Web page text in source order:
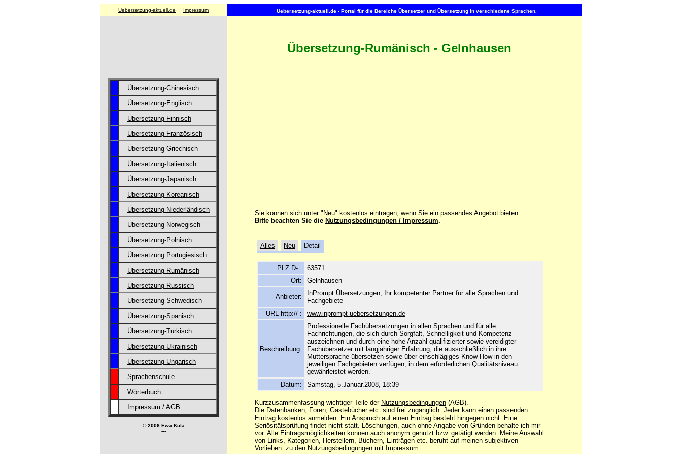
Uebersetzung-aktuell.de Impressum Uebersetzung-aktuell.de - Portal für die Bereiche Übersetzer und Übersetzung in verschiedene Sprachen.
Übersetzung-Chinesisch
Übersetzung-Englisch
Übersetzung-Finnisch
Übersetzung-Französisch
Übersetzung-Griechisch
Übersetzung-Italienisch
Übersetzung-Japanisch
Übersetzung-Koreanisch
Übersetzung-Niederländisch
Übersetzung-Norwegisch
Übersetzung-Polnisch
Übersetzung Portugiesisch
Übersetzung-Rumänisch
Übersetzung-Russisch
Übersetzung-Schwedisch
Übersetzung-Spanisch
Übersetzung-Türkisch
Übersetzung-Ukrainisch
Übersetzung-Ungarisch
Sprachenschule
Wörterbuch
Impressum / AGB
© 2006 Ewa Kula
---
Übersetzung-Rumänisch - Gelnhausen
Sie können sich unter "Neu" kostenlos eintragen, wenn Sie ein passendes Angebot bieten.
Bitte beachten Sie die Nutzungsbedingungen / Impressum.
Alles Neu Detail
PLZ D- :
63571
Ort:
Gelnhausen
Anbieter:
InPrompt Übersetzungen, Ihr kompetenter Partner für alle Sprachen und
Fachgebiete
URL http:// :
www.inprompt-uebersetzungen.de
Beschreibung:
Professionelle Fachübersetzungen in allen Sprachen und für alle
Fachrichtungen, die sich durch Sorgfalt, Schnelligkeit und Kompetenz
auszeichnen und durch eine hohe Anzahl qualifizierter sowie vereidigter
Fachübersetzer mit langjähriger Erfahrung, die ausschließlich in ihre
Muttersprache übersetzen sowie über einschlägiges Know-How in den
jeweiligen Fachgebieten verfügen, in dem erforderlichen Qualitätsniveau
gewährleistet werden.
Datum:
Samstag, 5.Januar.2008, 18:39
Kurzzusammenfassung wichtiger Teile der Nutzungsbedingungen (AGB).
Die Datenbanken, Foren, Gästebücher etc. sind frei zugänglich. Jeder kann einen passenden
Eintrag kostenlos anmelden. Ein Anspruch auf einen Eintrag besteht hingegen nicht. Eine
Seriösitätsprüfung findet nicht statt. Löschungen, auch ohne Angabe von Gründen behalte ich mir
vor. Alle Eintragsmöglichkeiten können auch anonym genutzt bzw. getätigt werden. Meine Auswahl
von Links, Kategorien, Herstellern, Büchern, Einträgen etc. beruht auf meinen subjektiven
Vorlieben. zu den Nutzungsbedingungen mit Impressum